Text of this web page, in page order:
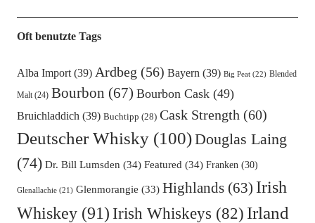
Oft benutzte Tags
Alba Import(39) Ardbeg (56) Bayern(39) Big Peat(22) Blended
Malt(24) Bourbon (67) Bourbon Cask(49)
Bruichladdich(39) Buchtipp (28) Cask Strength (60)
Deutscher Whisky(100)Douglas Laing
(74) Dr. Bill Lumsden (34) Featured (34) Franken(30)
Glenallachie(21) Glenmorangie (33) Highlands(63) Irish
Whiskey(91) Irish Whiskeys (82) Irland